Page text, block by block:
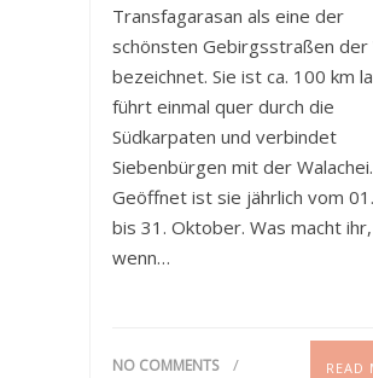
Transfagarasan als eine der
schönsten Gebirgsstraßen der
bezeichnet. Sie ist ca. 100 km
führt einmal quer durch die
Südkarpaten und verbindet
Siebenbürgen mit der Walachei.
Geöffnet ist sie jährlich vom 01.
bis 31. Oktober. Was macht ihr,
wenn…
NO COMMENTS READ